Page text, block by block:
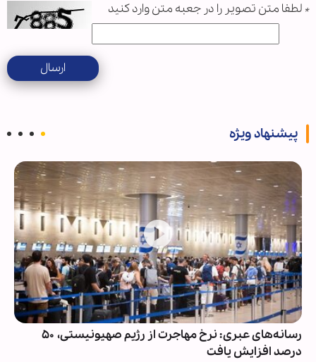
* لطفا متن تصویر را در جعبه متن وارد کنید
ارسال
پیشنهاد ویژه
رسانه‌های عبری: نرخ مهاجرت از رژیم صهیونیستی، ۵۰
درصد افزایش یافت